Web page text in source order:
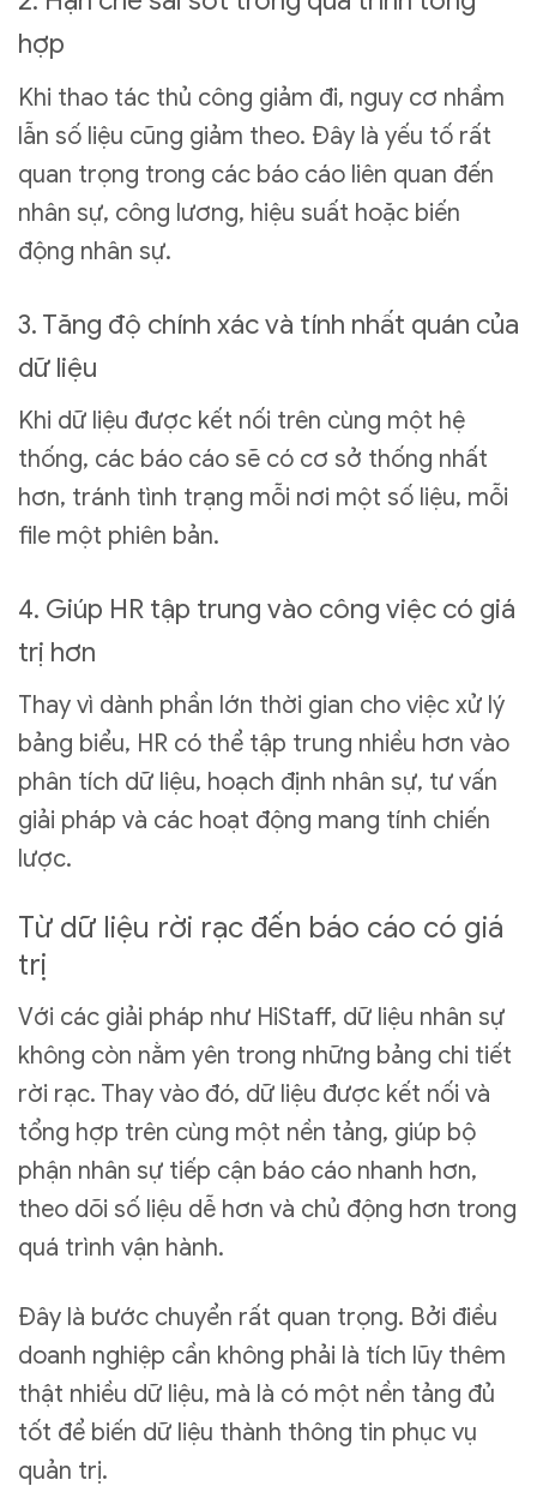
hợp
Khi thao tác thủ công giảm đi, nguy cơ nhầm
lẫn số liệu cũng giảm theo. Đây là yếu tố rất
quan trọng trong các báo cáo liên quan đến
nhân sự, công lương, hiệu suất hoặc biến
động nhân sự.
3. Tăng độ chính xác và tính nhất quán của
dữ liệu
Khi dữ liệu được kết nối trên cùng một hệ
thống, các báo cáo sẽ có cơ sở thống nhất
hơn, tránh tình trạng mỗi nơi một số liệu, mỗi
file một phiên bản.
4. Giúp HR tập trung vào công việc có giá
trị hơn
Thay vì dành phần lớn thời gian cho việc xử lý
bảng biểu, HR có thể tập trung nhiều hơn vào
phân tích dữ liệu, hoạch định nhân sự, tư vấn
giải pháp và các hoạt động mang tính chiến
lược.
Từ dữ liệu rời rạc đến báo cáo có giá
trị
Với các giải pháp như HiStaff, dữ liệu nhân sự
không còn nằm yên trong những bảng chi tiết
rời rạc. Thay vào đó, dữ liệu được kết nối và
tổng hợp trên cùng một nền tảng, giúp bộ
phận nhân sự tiếp cận báo cáo nhanh hơn,
theo dõi số liệu dễ hơn và chủ động hơn trong
quá trình vận hành.
Đây là bước chuyển rất quan trọng. Bởi điều
doanh nghiệp cần không phải là tích lũy thêm
thật nhiều dữ liệu, mà là có một nền tảng đủ
tốt để biến dữ liệu thành thông tin phục vụ
quản trị.